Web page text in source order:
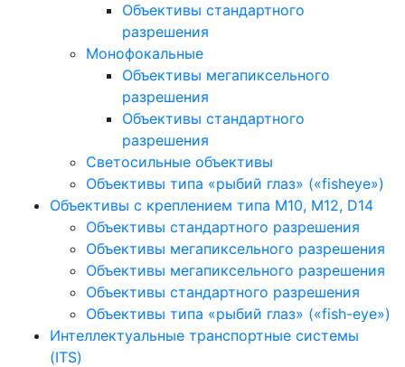
Объективы стандартного
разрешения
Монофокальные
Объективы мегапиксельного
разрешения
Объективы стандартного
разрешения
Светосильные объективы
Объективы типа «рыбий глаз» («fisheye»)
Объективы с креплением типа M10, M12, D14
Объективы стандартного разрешения
Объективы мегапиксельного разрешения
Объективы мегапиксельного разрешения
Объективы стандартного разрешения
Объективы типа «рыбий глаз» («fish-eye»)
Интеллектуальные транспортные системы
(ITS)